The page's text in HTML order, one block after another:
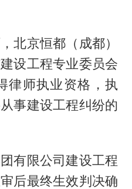
北京恒都（成都）
设工程专业委员会
律师执业资格，执
事建设工程纠纷的
有限公司建设工程
后最终生效判决确